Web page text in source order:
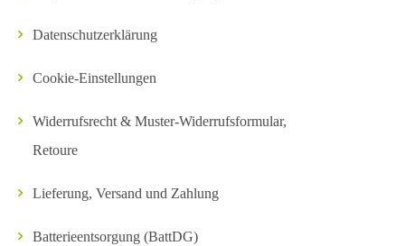
Datenschutzerklärung
Cookie-Einstellungen
Widerrufsrecht & Muster-Widerrufsformular,
Retoure
Lieferung, Versand und Zahlung
Batterieentsorgung (BattDG)